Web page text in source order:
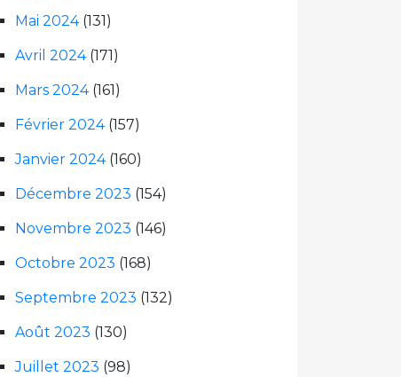
Mai 2024(131)
Avril 2024(171)
Mars 2024(161)
Février 2024(157)
Janvier 2024(160)
Décembre 2023 (154)
Novembre 2023 (146)
Octobre 2023 (168)
Septembre 2023 (132)
Août 2023 (130)
Juillet 2023 (98)